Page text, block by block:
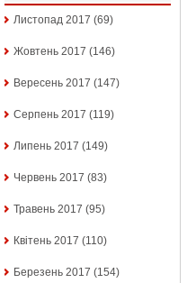
Листопад 2017 (69)
Жовтень 2017 (146)
Вересень 2017 (147)
Серпень 2017 (119)
Липень 2017 (149)
Червень 2017 (83)
Травень 2017 (95)
Квітень 2017 (110)
Березень 2017 (154)